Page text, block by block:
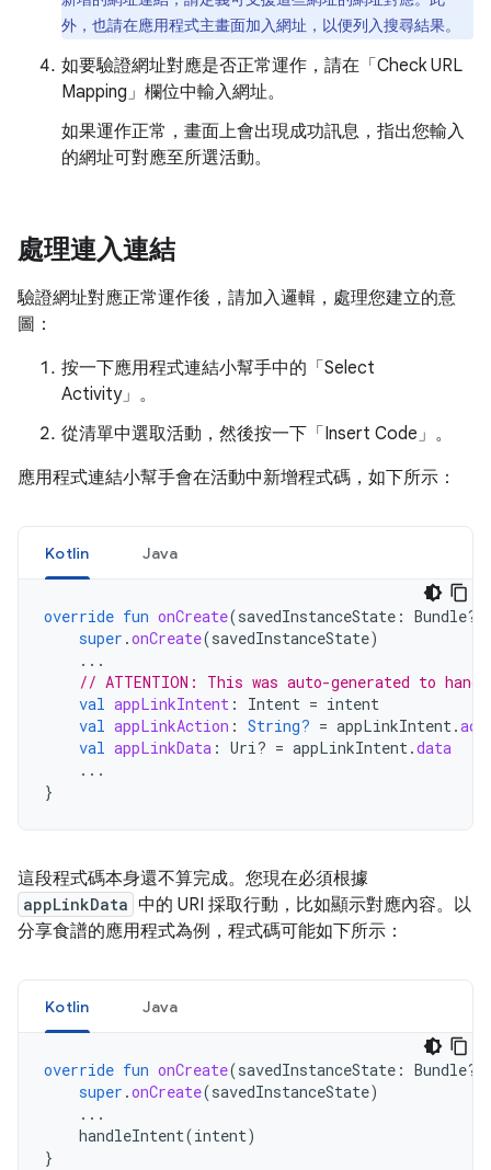
外，也請在應用程式主畫面加入網址，以便列入搜尋結果。
如要驗證網址對應是否正常運作，請在「Check URL
Mapping」 欄位中輸入網址。
如果運作正常，畫面上會出現成功訊息，指出您輸入
的網址可對應至所選活動。
處理連入連結
驗證網址對應正常運作後，請加入邏輯，處理您建立的意
圖：
按一下應用程式連結小幫手中的「Select
Activity」 。
從清單中選取活動，然後按一下「Insert Code」 。
應用程式連結小幫手會在活動中新增程式碼，如下所示：
Kotlin Java
override fun onCreate(savedInstanceState : Bundle?)
super .onCreate(savedInstanceState)
...
// ATTENTION: This was auto-generated to
val appLinkIntent : Intent = intent
val appLinkAction : String? = appLinkIntent.
val appLinkData : Uri? = appLinkIntent.data
...
}
這段程式碼本身還不算完成。您現在必須根據
appLinkData 中的 URI 採取行動，比如顯示對應內容。以
分享食譜的應用程式為例，程式碼可能如下所示：
Kotlin Java
override fun onCreate(savedInstanceState : Bundle?)
super .onCreate(savedInstanceState)
...
handleIntent(intent)
}